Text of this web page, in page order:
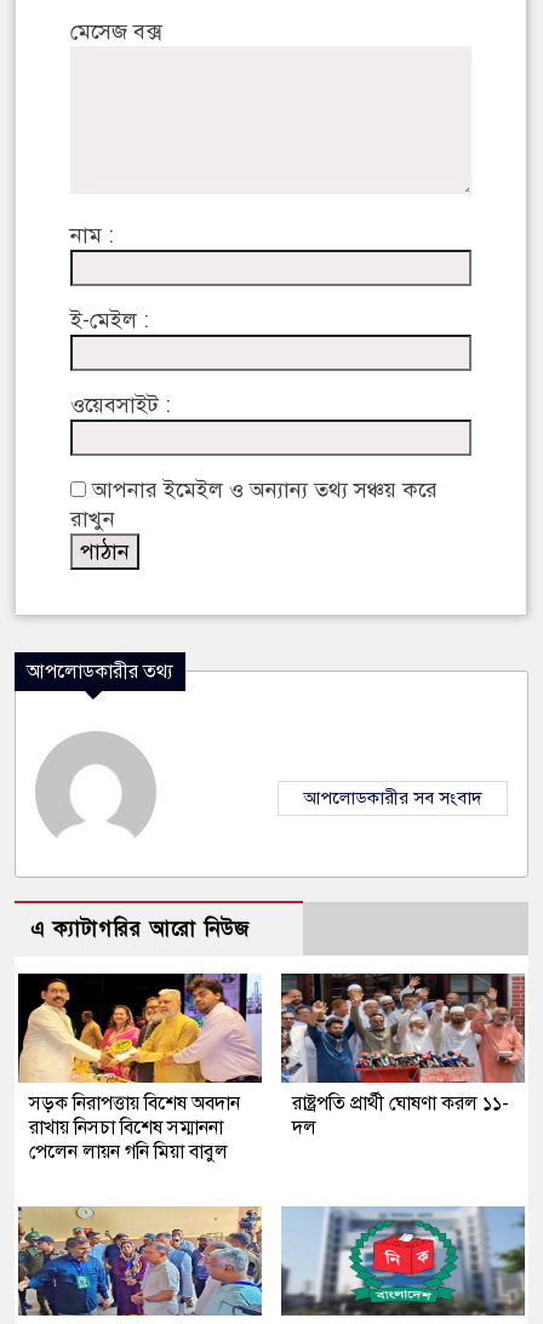
মেসেজ বক্স
নাম :
ই-মেইল :
ওয়েবসাইট :
আপনার ইমেইল ও অন্যান্য তথ্য সঞ্চয় করে
রাখুন
আপলোডকারীর তথ্য
আপলোডকারীর সব সংবাদ
এ ক্যাটাগরির আরো নিউজ
সড়ক নিরাপত্তায় বিশেষ অবদান
রাখায় নিসচা বিশেষ সম্মাননা
পেলেন লায়ন গনি মিয়া বাবুল
রাষ্ট্রপতি প্রার্থী ঘোষণা করল ১১-
দল